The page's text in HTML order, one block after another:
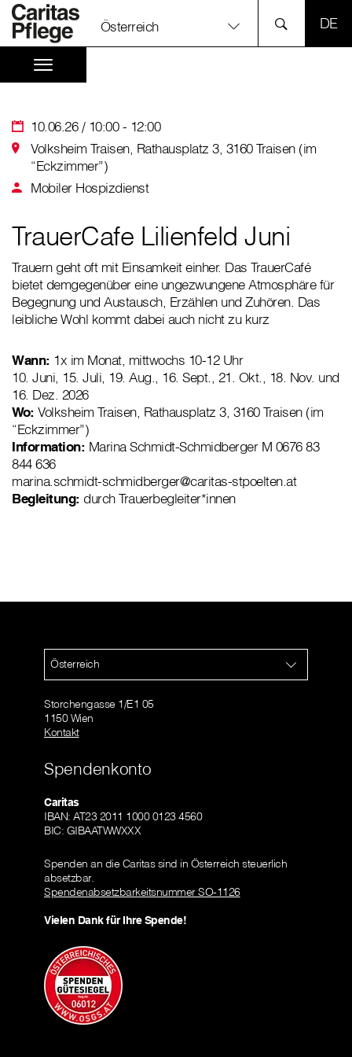
Österreich
10.06.26 / 10:00 - 12:00
Volksheim Traisen, Rathausplatz 3, 3160 Traisen (im
“Eckzimmer”)
Mobiler Hospizdienst
TrauerCafe Lilienfeld Juni
Trauern geht oft mit Einsamkeit einher. Das TrauerCafé
bietet demgegenüber eine ungezwungene Atmosphäre für
Begegnung und Austausch, Erzählen und Zuhören. Das
leibliche Wohl kommt dabei auch nicht zu kurz
Wann: 1x im Monat, mittwochs 10-12 Uhr
10. Juni, 15. Juli, 19. Aug., 16. Sept., 21. Okt., 18. Nov. und
16. Dez. 2026
Wo: Volksheim Traisen, Rathausplatz 3, 3160 Traisen (im
“Eckzimmer”)
Information: Marina Schmidt-Schmidberger M 0676 83
844 636
marina.schmidt-schmidberger@caritas-stpoelten.at
Begleitung: durch Trauerbegleiter*innen
Österreich
Storchengasse 1/E1 05
1150 Wien
Kontakt
Spendenkonto
Caritas
IBAN: AT23 2011 1000 0123 4560
BIC: GIBAATWWXXX
Spenden an die Caritas sind in Österreich steuerlich
absetzbar.
Spendenabsetzbarkeitsnummer SO-1126
Vielen Dank für Ihre Spende!